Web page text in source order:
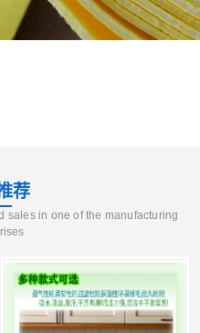
荐
sales in one of the manufacturing